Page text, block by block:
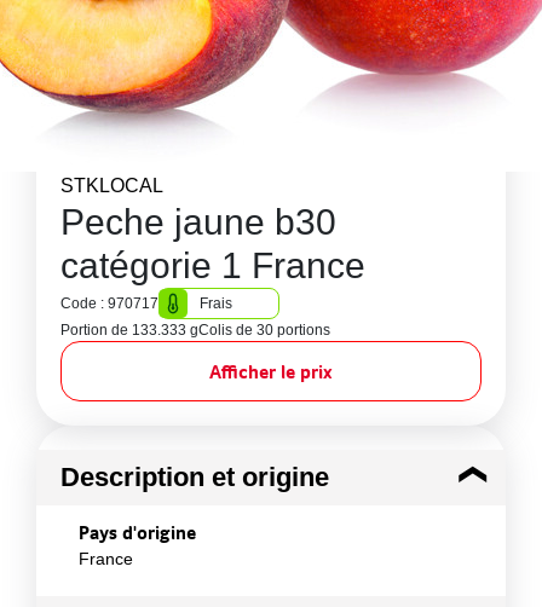
STKLOCAL
Peche jaune b30
catégorie 1 France
Code : 970717
Frais
Portion de 133.333 gColis de 30 portions
Afficher le prix
Description et origine
Pays d'origine
France